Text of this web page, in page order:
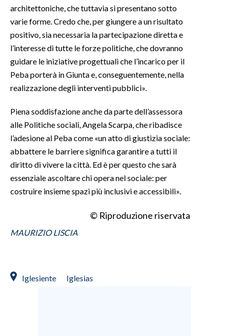
architettoniche, che tuttavia si presentano sotto
varie forme. Credo che, per giungere a un risultato
positivo, sia necessaria la partecipazione diretta e
l’interesse di tutte le forze politiche, che dovranno
guidare le iniziative progettuali che l’incarico per il
Peba porterà in Giunta e, conseguentemente, nella
realizzazione degli interventi pubblici».
Piena soddisfazione anche da parte dell’assessora
alle Politiche sociali, Angela Scarpa, che ribadisce
l’adesione al Peba come «un atto di giustizia sociale:
abbattere le barriere significa garantire a tutti il
diritto di vivere la città. Ed è per questo che sarà
essenziale ascoltare chi opera nel sociale: per
costruire insieme spazi più inclusivi e accessibili».
© Riproduzione riservata
MAURIZIO LISCIA
Iglesiente Iglesias